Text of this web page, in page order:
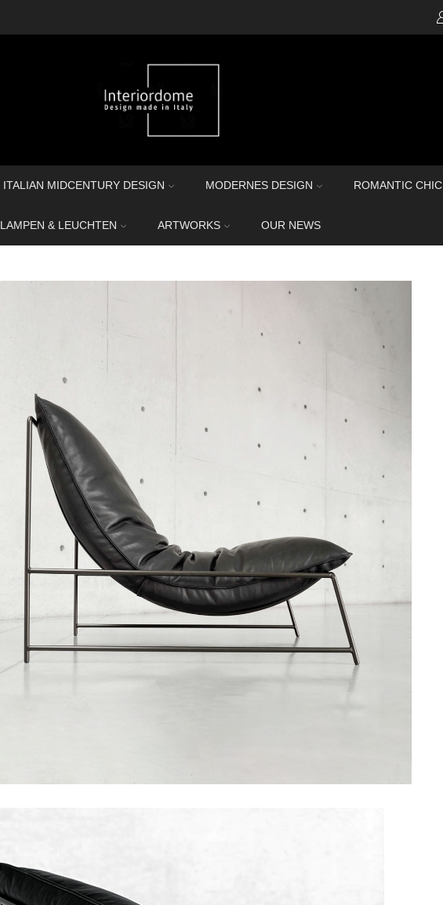
ITALIAN MIDCENTURY DESIGN MODERNES DESIGN ROMANTIC CHIC
LAMPEN & LEUCHTEN ARTWORKS OUR NEWS